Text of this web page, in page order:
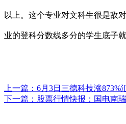
以上。这个专业对文科生很是敌对
业的登科分数线多分的学生底子
上一篇： 6月3日三德科技涨873%
下一篇： 股票行情快报：国电南